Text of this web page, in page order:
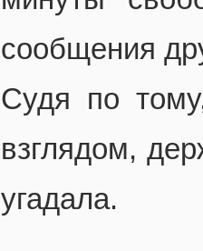
сообщения
Судя по
взглядом,
угадала.